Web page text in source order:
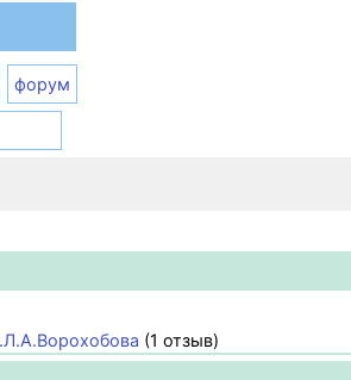
форум
(1 отзыв)